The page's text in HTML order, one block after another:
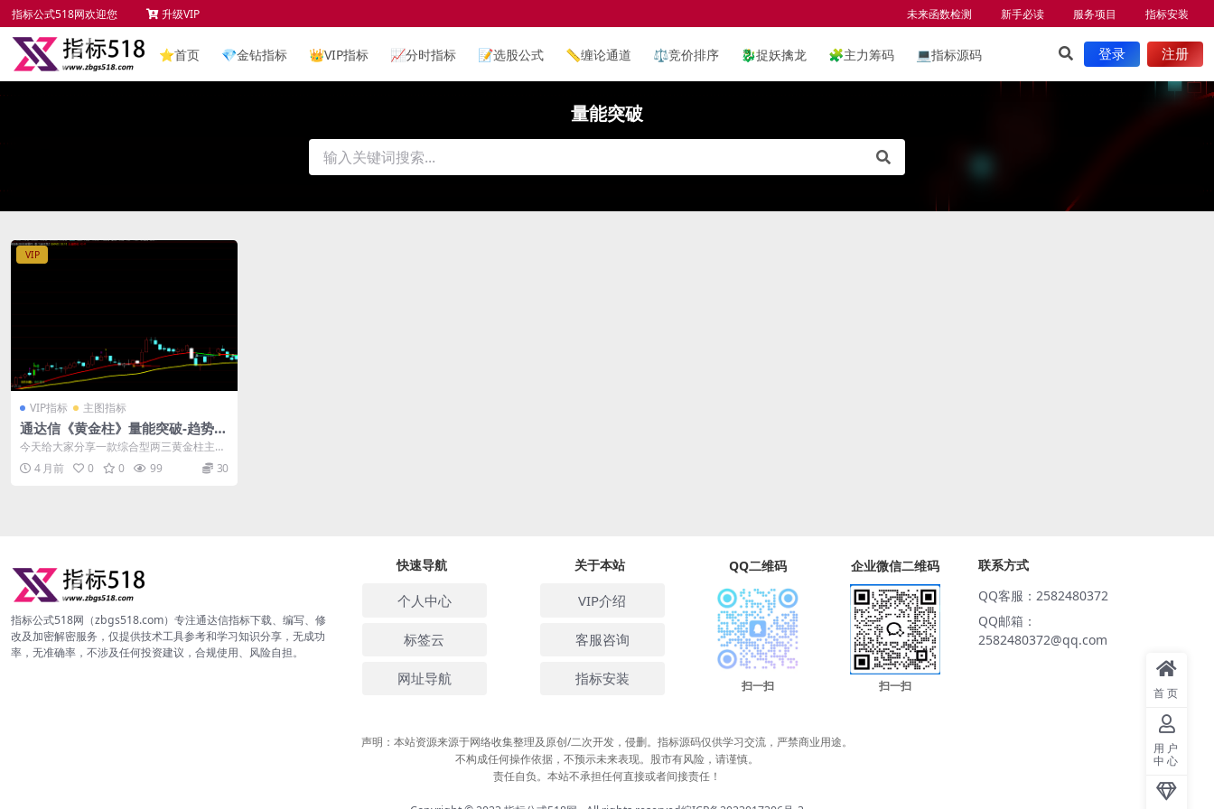
指标公式518网欢迎您 升级VIP 未来函数检测 新手必读 服务项目 指标安装
⭐首页 💎金钻指标 👑VIP指标 📈分时指标 📝选股公式 📏缠论通道 ⚖️竞价排序 🐉捉妖擒龙 🧩主力筹码 💻指标源码 登录 注册
量能突破
VIP指标 主图指标
通达信《黄金柱》量能突破-趋势线
支撑压力指标源码
VIP
今天给大家分享一款综合型两三黄金柱主图
指标，由指标公式 518 网整理提供，包括...
4 月前 0 0 99 30
指标公式518网（zbgs518.com）专注通达信指标下载、编写、修
改及加密解密服务，仅提供技术工具参考和学习知识分享，无成功
率，无准确率，不涉及任何投资建议，合规使用、风险自担。
快速导航
个人中心
标签云
网址导航
关于本站
VIP介绍
客服咨询
指标安装
QQ二维码
扫一扫
企业微信二维码
扫一扫
联系方式
QQ客服：2582480372
QQ邮箱：
2582480372@qq.com
声明：本站资源来源于网络收集整理及原创/二次开发，侵删。指标源码仅供学习交流，严禁商业用途。
不构成任何操作依据，不预示未来表现。股市有风险，请谨慎。
责任自负。本站不承担任何直接或者间接责任！
首页
用户
中心